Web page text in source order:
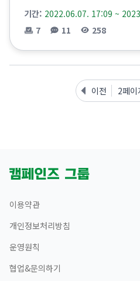
기간: 2022.06.07. 17:09 ~
7
11 258
이전 2페이
이용약관
개인정보처리방침
운영원칙
협업&문의하기